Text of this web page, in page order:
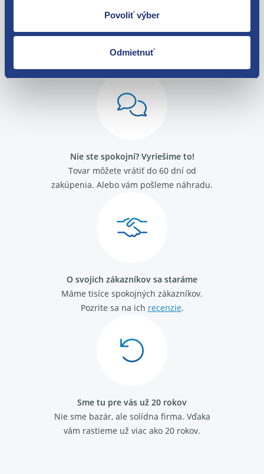
Povoliť výber
Odmietnuť
Za kvalitu ručíme!
Nie ste spokojní? Vyriešime to!
Tovar môžete vrátiť do 60 dní od
zakúpenia. Alebo vám pošleme náhradu.
O svojich zákazníkov sa staráme
Máme tisíce spokojných zákazníkov.
Pozrite sa na ich recenzie.
Sme tu pre vás už 20 rokov
Nie sme bazár, ale solídna firma. Vďaka
vám rastieme už viac ako 20 rokov.